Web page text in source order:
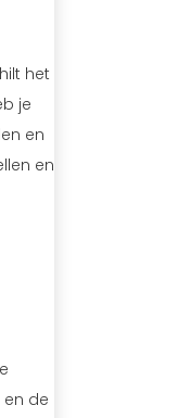
het
je
en
en
de